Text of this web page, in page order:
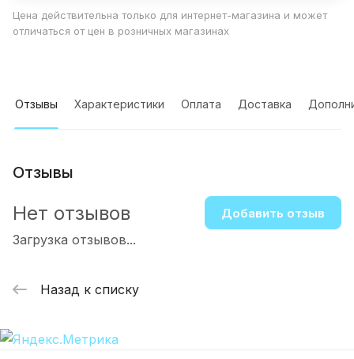
Цена действительна только для интернет-магазина и может
отличаться от цен в розничных магазинах
Отзывы Характеристики Оплата Доставка
Отзывы
Загрузка отзывов...
Нет отзывов Добавить отзыв
Назад к списку